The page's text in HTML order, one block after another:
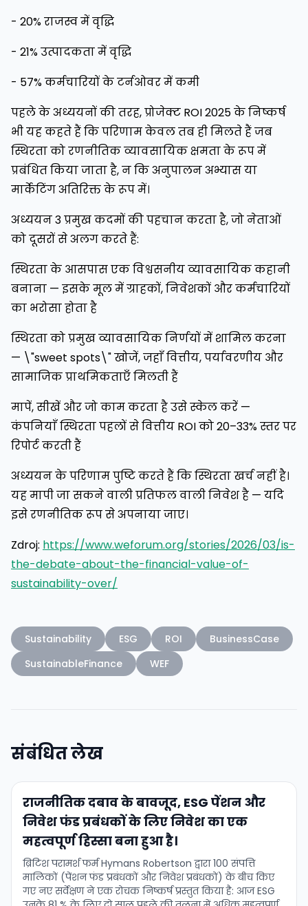
- 20% राजस्व में वृद्धि
- 21% उत्पादकता में वृद्धि
- 57% कर्मचारियों के टर्नओवर में कमी
पहले के अध्ययनों की तरह, प्रोजेक्ट ROI 2025 के निष्कर्ष
भी यह कहते हैं कि परिणाम केवल तब ही मिलते हैं जब
स्थिरता को रणनीतिक व्यावसायिक क्षमता के रूप में
प्रबंधित किया जाता है, न कि अनुपालन अभ्यास या
मार्केटिंग अतिरिक्त के रूप में।
अध्ययन 3 प्रमुख कदमों की पहचान करता है, जो नेताओं
को दूसरों से अलग करते हैं:
स्थिरता के आसपास एक विश्वसनीय व्यावसायिक कहानी
बनाना — इसके मूल में ग्राहकों, निवेशकों और कर्मचारियों
का भरोसा होता है
स्थिरता को प्रमुख व्यावसायिक निर्णयों में शामिल करना
— \"sweet spots\" खोजें, जहाँ वित्तीय, पर्यावरणीय और
सामाजिक प्राथमिकताएँ मिलती हैं
मापें, सीखें और जो काम करता है उसे स्केल करें —
कंपनियाँ स्थिरता पहलों से वित्तीय ROI को 20–33% स्तर पर
रिपोर्ट करती हैं
अध्ययन के परिणाम पुष्टि करते हैं कि स्थिरता खर्च नहीं है।
यह मापी जा सकने वाली प्रतिफल वाली निवेश है — यदि
इसे रणनीतिक रूप से अपनाया जाए।
Zdroj: https://www.weforum.org/stories/2026/03/is-
the-debate-about-the-financial-value-of-
sustainability-over/
Sustainability ESG ROI
BusinessCase
SustainableFinance
WEF
संबंधित लेख
राजनीतिक दबाव के बावजूद, ESG पेंशन और
निवेश फंड प्रबंधकों के लिए निवेश का एक
महत्वपूर्ण हिस्सा बना हुआ है।
ब्रिटिश परामर्श फर्म Hymans Robertson द्वारा 100 संपत्ति
मालिकों (पेंशन फंड प्रबंधकों और निवेश प्रबंधकों) के बीच किए
गए नए सर्वेक्षण ने एक रोचक निष्कर्ष प्रस्तुत किया है: आज ESG